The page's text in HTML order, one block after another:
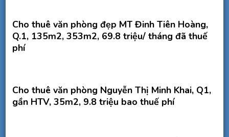
Cho thuê văn phòng đẹp MT Đinh Tiên Hoàng,
Q.1, 135m2, 353m2, 69.8 triệu/ tháng đã thuế
phí
Cho thuê văn phòng Nguyễn Thị Minh Khai, Q1,
gần HTV, 35m2, 9.8 triệu bao thuế phí